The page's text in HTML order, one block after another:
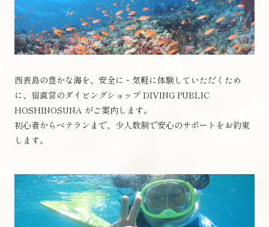
西表島の豊かな海を、安全に・気軽に体験していただくため
に、宿直営のダイビングショップ DIVING PUBLIC
HOSHINOSUNA がご案内します。
初心者からベテランまで、少人数制で安心のサポートをお約束
します。